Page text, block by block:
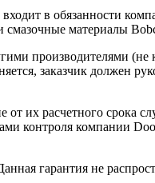
в обязанности
смазочные материалы
производителями
заказчик должен
их расчетного срока
контроля компании
гарантия не